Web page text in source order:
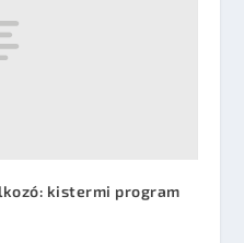
kistermi program